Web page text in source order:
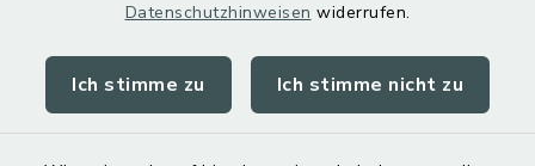
Datenschutzhinweisen widerrufen.
Ich stimme zu Ich stimme nicht zu
Kontakt